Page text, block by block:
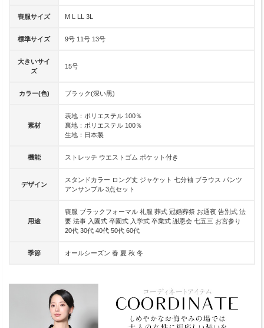
喪服サイズ M L LL 3L
標準サイズ 9号 11号 13号
大きいサイ
ズ
15号
カラー(色) ブラック(深い黒)
素材
表地：ポリエステル 100％
裏地：ポリエステル 100％
生地：日本製
機能 ストレッチ ウエストゴム ポケット付き
デザイン
スタンドカラー ロング丈 ジャケット 七分袖 ブラウス パンツ
アンサンブル 3点セット
用途
喪服 ブラックフォーマル 礼服 葬式 冠婚葬祭 お通夜 告別式 法
要 法事 入園式 卒園式 入学式 卒業式 謝恩会 七五三 お宮参り
20代 30代 40代 50代 60代
季節 オールシーズン 春 夏 秋 冬